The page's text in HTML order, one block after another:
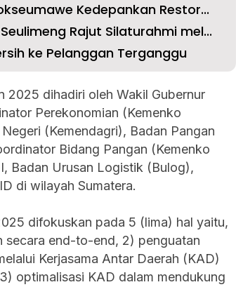
Kedepankan Restor...
Rajut Silaturahmi mel...
ke Pelanggan Terganggu
2025 dihadiri oleh Wakil Gubernur
Perekonomian (Kemenko
(Kemendagri), Badan Pangan
Bidang Pangan (Kemenko
Badan Urusan Logistik (Bulog),
di wilayah Sumatera.
difokuskan pada 5 (lima) hal yaitu,
secara end-to-end, 2) penguatan
Kerjasama Antar Daerah (KAD)
optimalisasi KAD dalam mendukung